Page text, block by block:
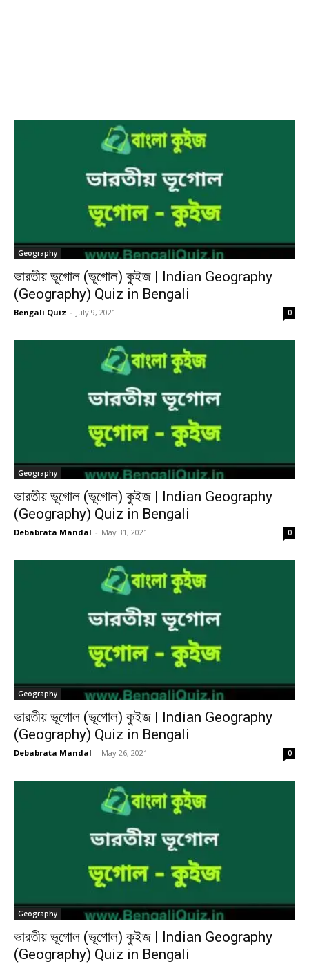
Geography
ভারতীয় ভূগোল (ভূগোল) কুইজ | Indian Geography
(Geography) Quiz in Bengali
Bengali Quiz - July 9, 2021 0
Geography
ভারতীয় ভূগোল (ভূগোল) কুইজ | Indian Geography
(Geography) Quiz in Bengali
Debabrata Mandal - May 31, 2021 0
Geography
ভারতীয় ভূগোল (ভূগোল) কুইজ | Indian Geography
(Geography) Quiz in Bengali
Debabrata Mandal - May 26, 2021 0
Geography
ভারতীয় ভূগোল (ভূগোল) কুইজ | Indian Geography
(Geography) Quiz in Bengali